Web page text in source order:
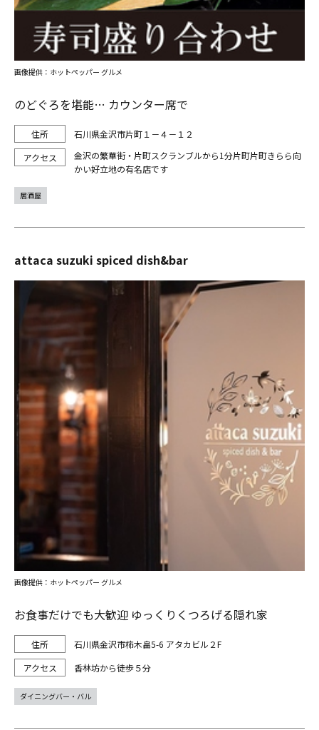
のどぐろを堪能… カウンター席で
石川県金沢市片町１－４－１２
金沢の繁華街・片町スクランブルから1分片町片町きらら向
かい好立地の有名店です
画像提供：ホットペッパー グルメ
居酒屋
attaca suzuki spiced dish&bar
お食事だけでも大歓迎 ゆっくりくつろげる隠れ家
石川県金沢市柿木畠5-6 アタカビル２F
香林坊から徒歩５分
画像提供：ホットペッパー グルメ
ダイニングバー・バル